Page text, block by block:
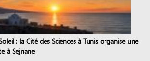
: la Cité des Sciences à Tunis organise une
à Sejnane